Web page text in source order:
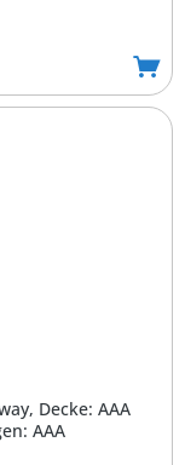
Decke: AAA
AAA